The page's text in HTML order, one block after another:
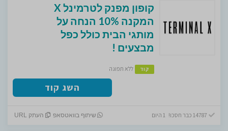
קופון מפנק לטרמינל X
המקנה 10% הנחה על
מותגי הבית כולל כפל
מבצעים !
קוד ללא תפוגה
השג קוד
שיתוף בוואטסאפ העתק URL